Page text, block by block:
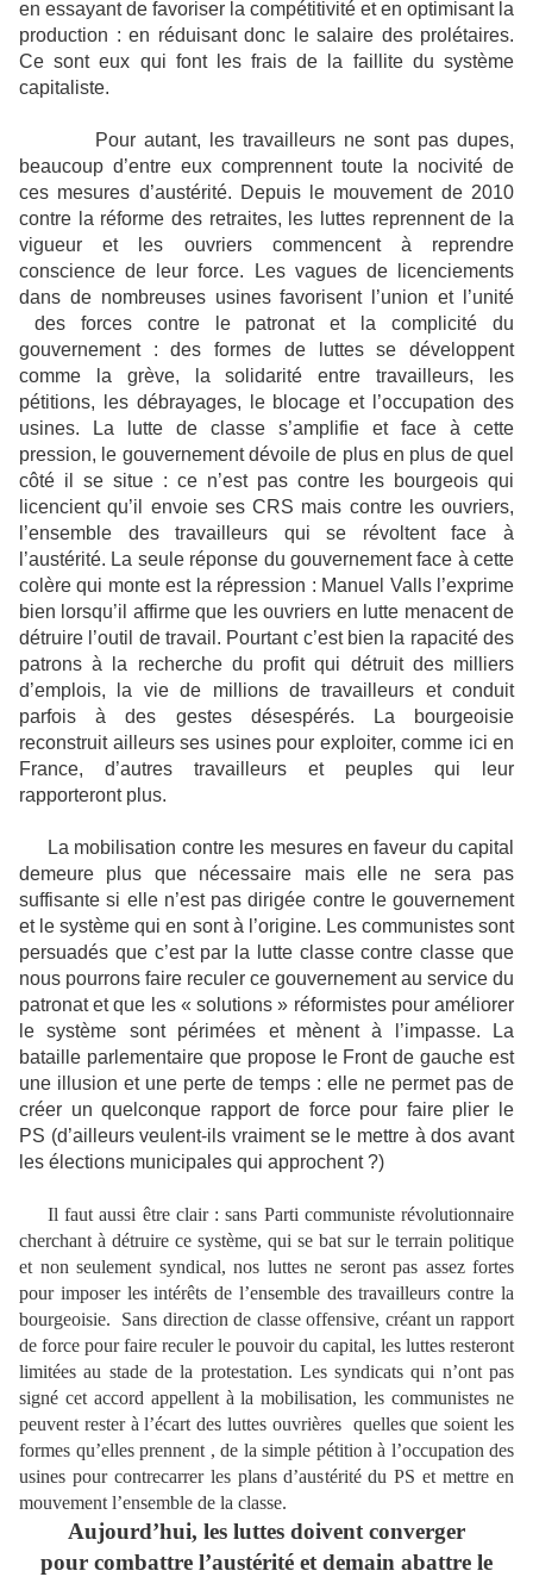
en essayant de favoriser la compétitivité et en optimisant la
production : en réduisant donc le salaire des prolétaires.
Ce sont eux qui font les frais de la faillite du système
capitaliste.
Pour autant, les travailleurs ne sont pas dupes,
beaucoup d’entre eux comprennent toute la nocivité de
ces mesures d’austérité. Depuis le mouvement de 2010
contre la réforme des retraites, les luttes reprennent de la
vigueur et les ouvriers commencent à reprendre
conscience de leur force. Les vagues de licenciements
dans de nombreuses usines favorisent l’union et l’unité
des forces contre le patronat et la complicité du
gouvernement : des formes de luttes se développent
comme la grève, la solidarité entre travailleurs, les
pétitions, les débrayages, le blocage et l’occupation des
usines. La lutte de classe s’amplifie et face à cette
pression, le gouvernement dévoile de plus en plus de quel
côté il se situe : ce n’est pas contre les bourgeois qui
licencient qu’il envoie ses CRS mais contre les ouvriers,
l’ensemble des travailleurs qui se révoltent face à
l’austérité. La seule réponse du gouvernement face à cette
colère qui monte est la répression : Manuel Valls l’exprime
bien lorsqu’il affirme que les ouvriers en lutte menacent de
détruire l’outil de travail. Pourtant c’est bien la rapacité des
patrons à la recherche du profit qui détruit des milliers
d’emplois, la vie de millions de travailleurs et conduit
parfois à des gestes désespérés. La bourgeoisie
reconstruit ailleurs ses usines pour exploiter, comme ici en
France, d’autres travailleurs et peuples qui leur
rapporteront plus.
La mobilisation contre les mesures en faveur du capital
demeure plus que nécessaire mais elle ne sera pas
suffisante si elle n’est pas dirigée contre le gouvernement
et le système qui en sont à l’origine. Les communistes sont
persuadés que c’est par la lutte classe contre classe que
nous pourrons faire reculer ce gouvernement au service du
patronat et que les « solutions » réformistes pour améliorer
le système sont périmées et mènent à l’impasse. La
bataille parlementaire que propose le Front de gauche est
une illusion et une perte de temps : elle ne permet pas de
créer un quelconque rapport de force pour faire plier le
PS (d’ailleurs veulent-ils vraiment se le mettre à dos avant
les élections municipales qui approchent ?)
Il faut aussi être clair : sans Parti communiste révolutionnaire
cherchant à détruire ce système, qui se bat sur le terrain politique
et non seulement syndical, nos luttes ne seront pas assez fortes
pour imposer les intérêts de l’ensemble des travailleurs contre la
bourgeoisie. Sans direction de classe offensive, créant un rapport
de force pour faire reculer le pouvoir du capital, les luttes resteront
limitées au stade de la protestation. Les syndicats qui n’ont pas
signé cet accord appellent à la mobilisation, les communistes ne
peuvent rester à l’écart des luttes ouvrières quelles que soient les
formes qu’elles prennent , de la simple pétition à l’occupation des
usines pour contrecarrer les plans d’austérité du PS et mettre en
mouvement l’ensemble de la classe.
Aujourd’hui, les luttes doivent converger
pour combattre l’austérité et demain abattre le